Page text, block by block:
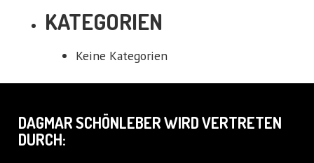
KATEGORIEN
Keine Kategorien
DAGMAR SCHÖNLEBER WIRD VERTRETEN
DURCH: